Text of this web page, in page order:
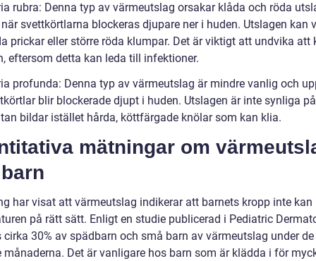
rubra: Denna typ av värmeutslag orsakar klåda och röda
svettkörtlarna blockeras djupare ner i huden. Utslagen kan
prickar eller större röda klumpar. Det är viktigt att undvika att
eftersom detta kan leda till infektioner.
profunda: Denna typ av värmeutslag är mindre vanlig och
blir blockerade djupt i huden. Utslagen är inte synliga
bildar istället hårda, köttfärgade knölar som kan klia.
mätningar om
har visat att värmeutslag indikerar att barnets kropp inte kan
på rätt sätt. Enligt en studie publicerad i Pediatric
cirka 30% av spädbarn och små barn av värmeutslag under de
månaderna. Det är vanligare hos barn som är klädda i för